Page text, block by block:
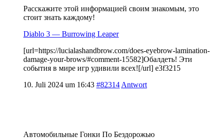
Расскажите этой информацией своим знакомым, это
стоит знать каждому!
Diablo 3 — Burrowing Leaper
[url=https://lucialashandbrow.com/does-eyebrow-lamination-
damage-your-brows/#comment-15582]Обалдеть! Эти
события в мире игр удивили всех![/url] e3f3215
10. Juli 2024 um 16:43 #82314 Antwort
Автомобильные Гонки По Бездорожью